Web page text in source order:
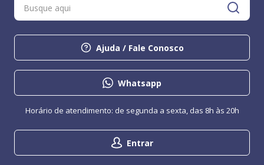
Ajuda / Fale Conosco
Whatsapp
Entrar
Horário de atendimento: de segunda a sexta, das 8h às 20h